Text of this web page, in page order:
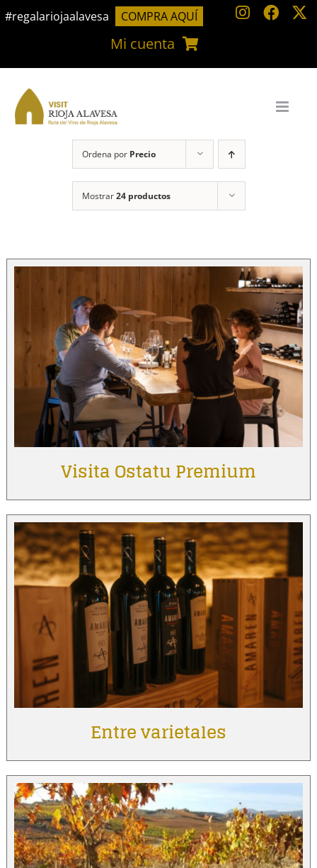
Saltar
#regalariojaalavesa COMPRA AQUÍ
Mi cuenta
Ordena por Precio
Mostrar24 productos
Visita Ostatu Premium
Entre varietales